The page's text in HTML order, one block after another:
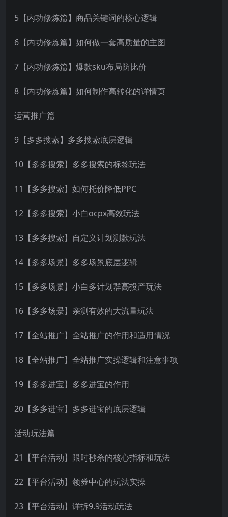
5【内功修炼篇】商品关键词的核心逻辑
6【内功修炼篇】如何做一套高质量的主图
7【内功修炼篇】爆款sku布局防比价
8【内功修炼篇】如何制作高转化的详情页
运营推广篇
9【多多搜索】多多搜索底层逻辑
10【多多搜索】多多搜索的标签玩法
11【多多搜索】如何托价降低PPC
12【多多搜索】小白ocpx高效玩法
13【多多搜索】自定义计划测款玩法
14【多多场景】多多场景底层逻辑
15【多多场景】小白多计划群高投产玩法
16【多多场景】亲测有效的大流量玩法
17【全站推广】全站推广的作用和适用情况
18【全站推广】全站推广实操逻辑和注意事项
19【多多进宝】多多进宝的作用
20【多多进宝】多多进宝的底层逻辑
活动玩法篇
21【平台活动】限时秒杀的核心指标和玩法
22【平台活动】领券中心的玩法实操
23【平台活动】详拆9.9活动玩法